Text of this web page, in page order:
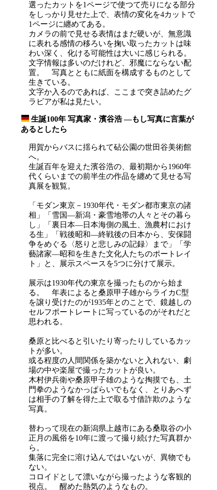
選ったカットを1ページで使つて売りになる部分
をしっかり見せた上で、表情の変化を4カットで
1ページに纏めてある。
カメラの前で見せる表情はまだ硬いが、無意識
に表れる感情の移ろいを掬い取ったカットは味
わい深く、化ける可能性は大いに感じられる。
文字情報は多いのだけれど、邪魔にならない配
置。 写真とともに紙面を構成するものとして
生きている。
文字か入るのであれば、ここまで突き詰めたグ
ラビアが私は見たい。
生誕100年 写真家・濱谷浩 ―もし写真に言葉が
あるとしたら
用賀からバスに揺られて砧公園の世田谷美術館
へ。
生誕百年を迎えた濱谷浩の、最初期から1960年
代くらいまでの前半生の作品を纏めて見せる写
真展を観覧。
「モダン東京－1930年代・モダン都市東京の諸
相」「雪国―新潟・豪雪地帯の人々とその暮ら
し」「裏日本―日本海側の風土、漁農村におけ
る生」「戦後昭和―終戦後の日本から、安保闘
争をめぐる〈怒りと悲しみの記録〉まで」「学
藝諸家―昭和を生きた文化人たちのポートレイ
ト」と、展示スペースを5つに分けて展示。
展示は1930年代の東京を撮ったものから始ま
る。 年表によると桑原甲子雄からライカC型
を譲り受けたのが1935年とのことで、鏡越しの
セルフポートレートに写っているのがそれだと
思われる。
桑原と比べると引いたり寄ったりしているカッ
トが多い。
或る程度の人間関係を築かないと入れない、劇
場の中や楽屋で撮ったカットが良い。
木村伊兵衛や桑原甲子雄のような掏摸でも、土
門拳のようなかっぱらいでもなく、とりあへず
は相手の了解を得た上で取る寸借詐欺のような
写真。
替わって現在の新潟県上越市にある桑取谷の小
正月の風俗を10年に渡って撮り続けた写真群か
ら。
集落に完全に溶け込んではいないが、異物でも
ない。
コロイドとして漂いながら撮ったような客観的
視点。 醒めた熱気のようなもの。